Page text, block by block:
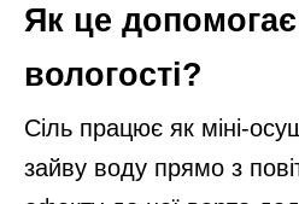
Як це допомогає
вологості?
Сіль працює як міні-
зайву воду прямо з